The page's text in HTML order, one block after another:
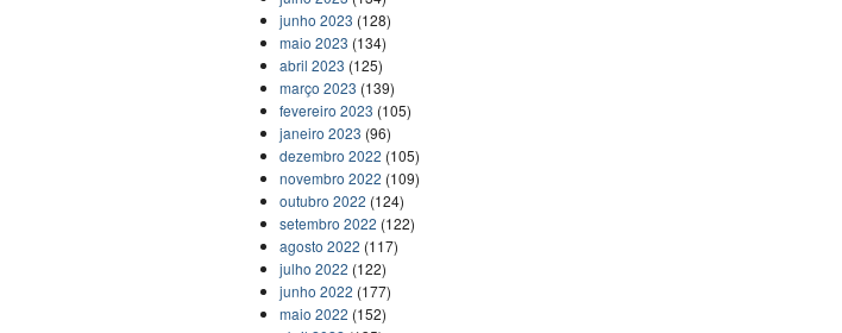
junho 2023 (128)
maio 2023 (134)
abril 2023 (125)
março 2023 (139)
fevereiro 2023 (105)
janeiro 2023 (96)
dezembro 2022 (105)
novembro 2022 (109)
outubro 2022 (124)
setembro 2022 (122)
agosto 2022 (117)
julho 2022 (122)
junho 2022 (177)
maio 2022 (152)